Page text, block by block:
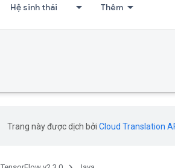
Hệ sinh thái Thêm
Trang này được dịch bởi Cloud Translation